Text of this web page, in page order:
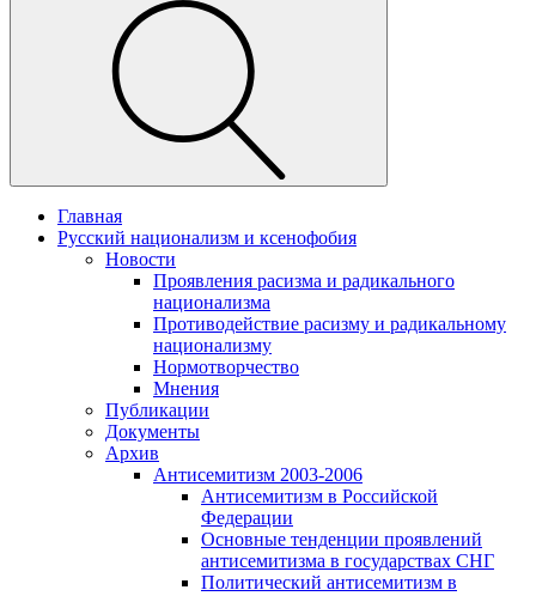
Главная
Русский национализм и ксенофобия
Новости
Проявления расизма и радикального
национализма
Противодействие расизму и радикальному
национализму
Нормотворчество
Мнения
Публикации
Документы
Архив
Антисемитизм 2003-2006
Антисемитизм в Российской
Федерации
Основные тенденции проявлений
антисемитизма в государствах СНГ
Политический антисемитизм в